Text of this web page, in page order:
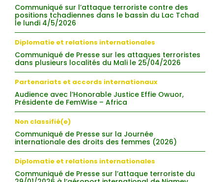
Communiqué sur l’attaque terroriste contre des
positions tchadiennes dans le bassin du Lac Tchad
le lundi 4/5/2026
Diplomatie et relations internationales
Communiqué de Presse sur les attaques terroristes
dans plusieurs localités du Mali le 25/04/2026
Partenariats et accords internationaux
Audience avec l’Honorable Justice Effie Owuor,
Présidente de FemWise – Africa
Non classifié(e)
Communiqué de Presse sur la Journée
internationale des droits des femmes (2026)
Diplomatie et relations internationales
Communiqué de Presse sur l’attaque terroriste du